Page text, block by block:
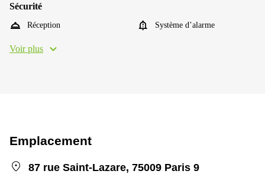
Sécurité
Réception Système d’alarme
Voir plus
Emplacement
87 rue Saint-Lazare, 75009 Paris 9